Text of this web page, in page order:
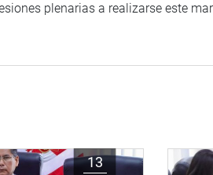
plenarias a realizarse este
13